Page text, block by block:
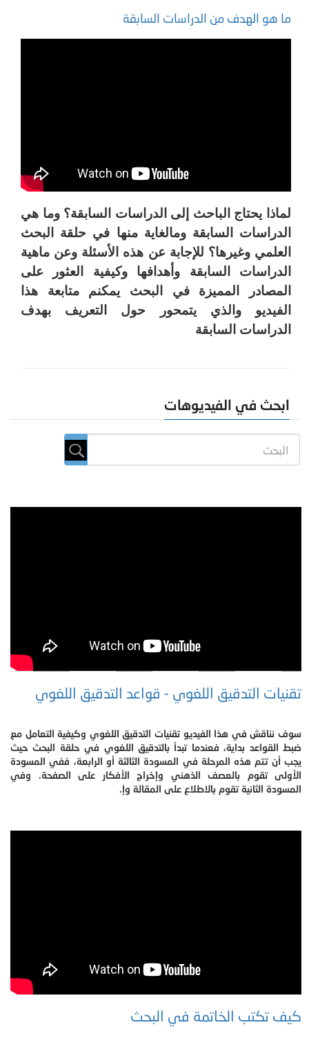
ما هو الهدف من الدراسات السابقة
لماذا يحتاج الباحث إلى الدراسات السابقة؟ وما هي
الدراسات السابقة ومالغاية منها في حلقة البحث
العلمي وغيرها؟ للإجابة عن هذه الأسئلة وعن ماهية
الدراسات السابقة وأهدافها وكيفية العثور على
المصادر المميزة في البحث يمكنم متابعة هذا
الفيديو والذي يتمحور حول التعريف بهدف
الدراسات السابقة
ابحث في الفيديوهات
تقنيات التدقيق اللغوي - قواعد التدقيق اللغوي
سوف نناقش في هذا الفيديو تقنيات التدقيق اللغوي وكيفية التعامل مع
ضبط القواعد بداية، فعندما تبدأ بالتدقيق اللغوي في حلقة البحث حيث
يجب أن تتم هذه المرحلة في المسودة الثالثة أو الرابعة، ففي المسودة
الأولى تقوم بالعصف الذهني وإخراج الأفكار على الصفحة. وفي
المسودة الثانية تقوم بالاطلاع على المقالة وإ.
كيف تكتب الخاتمة في البحث